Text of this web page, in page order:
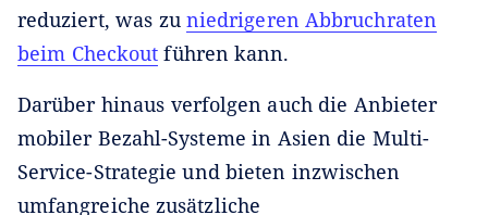
reduziert, was zuniedrigeren Abbruchraten
beim Checkout führen kann.
Darüber hinaus verfolgen auch die Anbieter
mobiler Bezahl-Systeme in Asien die Multi-
Service-Strategie und bieten inzwischen
umfangreiche zusätzliche